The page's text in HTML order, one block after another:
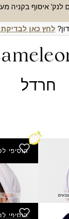
איסוף בקניה מעל
לחץ כאן לבדיקת
חרדל
הוסיפי
הוסיפי